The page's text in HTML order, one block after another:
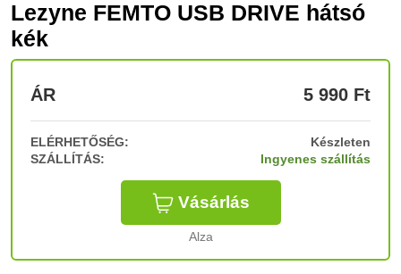
Lezyne FEMTO USB DRIVE hátsó
kék
ÁR 5 990 Ft
ELÉRHETŐSÉG:
Készleten
SZÁLLÍTÁS:
Ingyenes szállítás
Vásárlás
Alza